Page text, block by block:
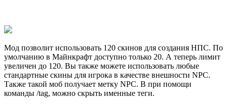
Мод позволит использовать 120 скинов для создания НПС. По
умолчанию в Майнкрафт доступно только 20. А теперь лимит
увеличен до 120. Вы также можете использовать любые
стандартные скины для игрока в качестве внешности NPC.
Также такой моб получает метку NPC. В при помощи
команды /tag, можно скрыть именные теги.